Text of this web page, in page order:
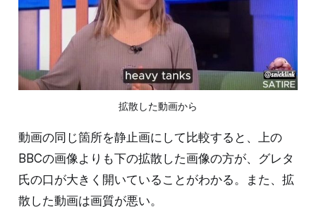
拡散した動画から
動画の同じ箇所を静止画にして比較すると、上の
BBCの画像よりも下の拡散した画像の方が、グレタ
氏の口が大きく開いていることがわかる。また、拡
散した動画は画質が悪い。